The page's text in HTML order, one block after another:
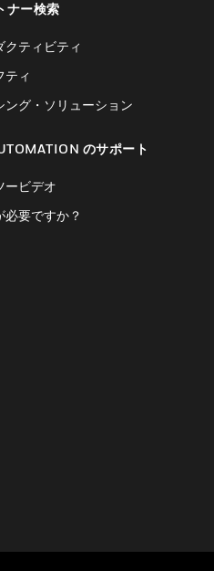
ナー検索
クティビティ
ティ
ング・ソリューション
のサポート
ービデオ
必要ですか？